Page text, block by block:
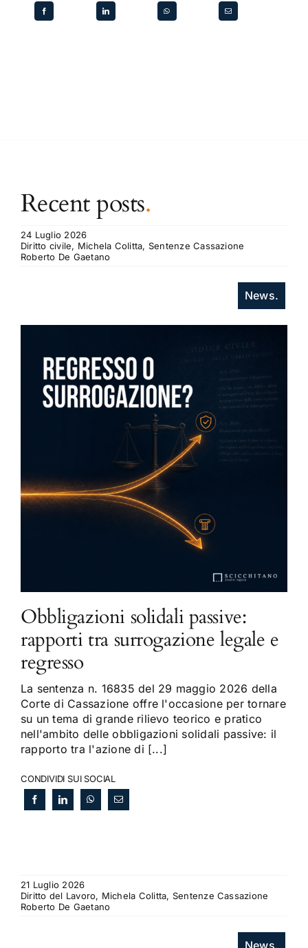
Recent posts.
24 Luglio 2026
Diritto civile, Michela Colitta, Sentenze Cassazione
Roberto De Gaetano
News.
Obbligazioni solidali passive:
rapporti tra surrogazione legale e
regresso
La sentenza n. 16835 del 29 maggio 2026 della
Corte di Cassazione offre l'occasione per tornare
su un tema di grande rilievo teorico e pratico
nell'ambito delle obbligazioni solidali passive: il
rapporto tra l'azione di [...]
CONDIVIDI SUI SOCIAL
21 Luglio 2026
Diritto del Lavoro, Michela Colitta, Sentenze Cassazione
Roberto De Gaetano